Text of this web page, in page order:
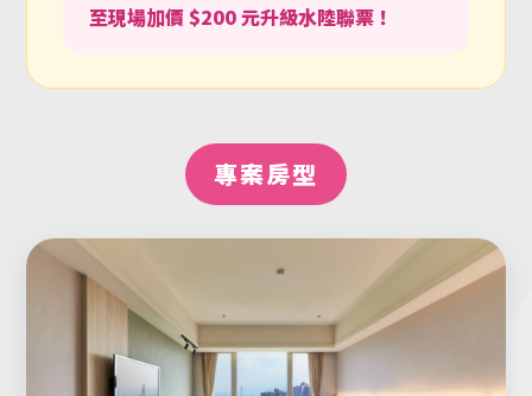
至現場加價 $200 元升級水陸聯票！
專案房型